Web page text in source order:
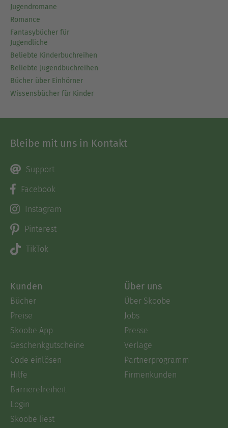
Jugendromane
Romance
Fantasybücher für
Jugendliche
Beliebte Kinderbuchreihen
Beliebte Jugendbuchreihen
Bücher über Einhörner
Wissensbücher für Kinder
Bleibe mit uns in Kontakt
Support
Facebook
Instagram
Pinterest
TikTok
Kunden
Bücher
Preise
Skoobe App
Geschenkgutscheine
Code einlösen
Hilfe
Barrierefreiheit
Login
Skoobe liest
Über uns
Über Skoobe
Jobs
Presse
Verlage
Partnerprogramm
Firmenkunden